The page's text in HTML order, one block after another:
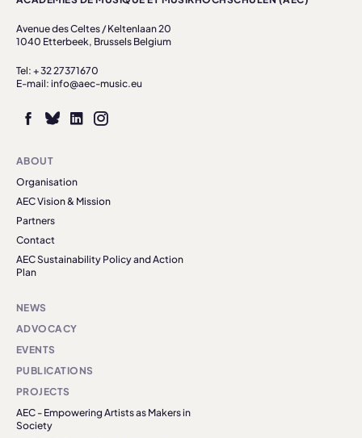
Avenue des Celtes / Keltenlaan 20
1040 Etterbeek, Brussels Belgium
Tel: + 32 27371670
E-mail: info@aec-music.eu
ABOUT
Organisation
AEC Vision & Mission
Partners
Contact
AEC Sustainability Policy and Action
Plan
NEWS
ADVOCACY
EVENTS
PUBLICATIONS
PROJECTS
AEC - Empowering Artists as Makers in
Society